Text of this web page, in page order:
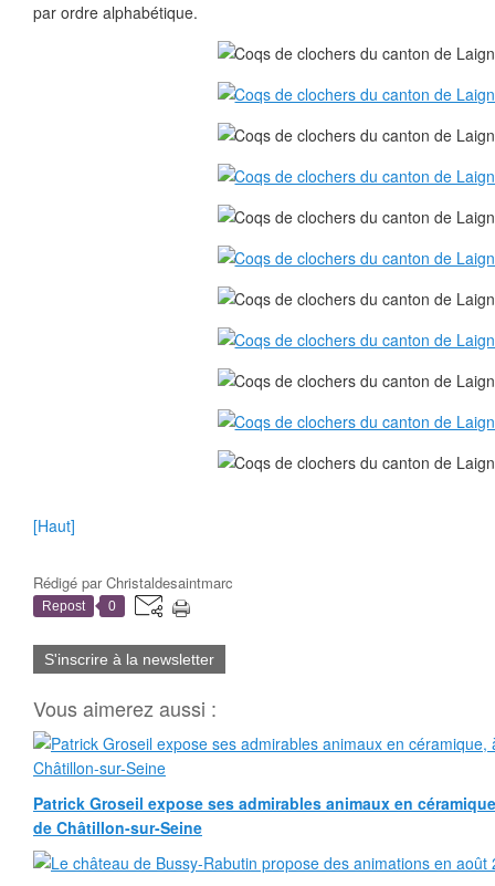
par ordre alphabétique.
[Haut]
Rédigé parChristaldesaintmarc
Repost 0
S'inscrire à la newsletter
Vous aimerez aussi :
Patrick Groseil expose ses admirables animaux en
de Châtillon-sur-Seine